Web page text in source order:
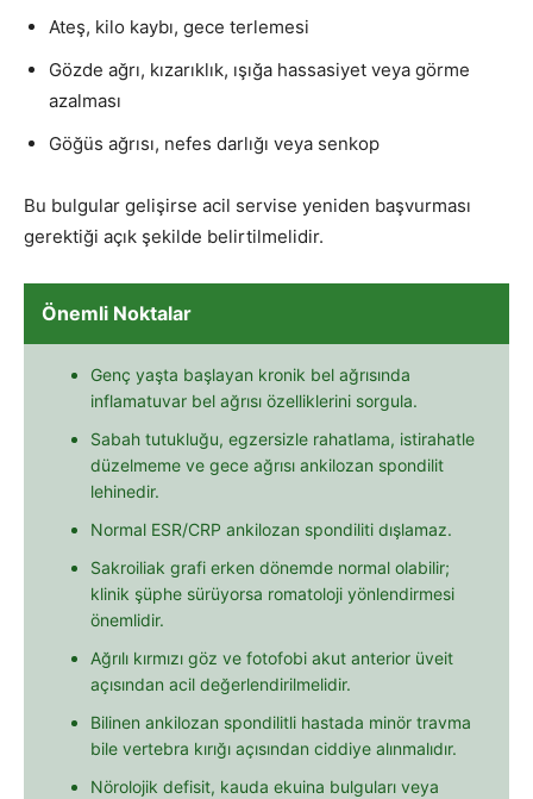
Ateş, kilo kaybı, gece terlemesi
Gözde ağrı, kızarıklık, ışığa hassasiyet veya görme
azalması
Göğüs ağrısı, nefes darlığı veya senkop
Bu bulgular gelişirse acil servise yeniden başvurması
gerektiği açık şekilde belirtilmelidir.
Önemli Noktalar
Genç yaşta başlayan kronik bel ağrısında
inflamatuvar bel ağrısı özelliklerini sorgula.
Sabah tutukluğu, egzersizle rahatlama, istirahatle
düzelmeme ve gece ağrısı ankilozan spondilit
lehinedir.
Normal ESR/CRP ankilozan spondiliti dışlamaz.
Sakroiliak grafi erken dönemde normal olabilir;
klinik şüphe sürüyorsa romatoloji yönlendirmesi
önemlidir.
Ağrılı kırmızı göz ve fotofobi akut anterior üveit
açısından acil değerlendirilmelidir.
Bilinen ankilozan spondilitli hastada minör travma
bile vertebra kırığı açısından ciddiye alınmalıdır.
Nörolojik defisit, kauda ekuina bulguları veya